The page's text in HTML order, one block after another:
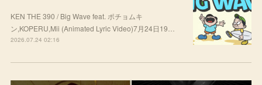
KEN THE 390 / Big Wave feat. ポチョムキ
ン,KOPERU,Mii (Animated Lyric Video)7月24日19…
2026.07.24 02:16